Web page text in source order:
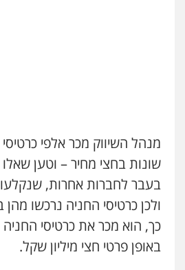
אסף כרמונה –
פלילי פשיעה חמורה
0522540777
מנהל השיווק מכר אלפי
שונות בחצי מחיר – וטען
בעבר לחברות אחרות, שנקלעו
ולכן כרטיסי החניה נרכשו
כך, הוא מכר את כרטיסי החניה
באופן פרטי חצי מיליון שקל.